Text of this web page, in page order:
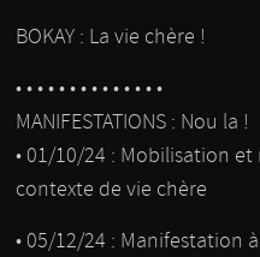
BOKAY : La vie chère !
• • • • • • • • • • • • • •
MANIFESTATIONS : Nou la !
• 01/10/24 : Mobilisation
contexte de vie chère
• 05/12/24 : Manifestation